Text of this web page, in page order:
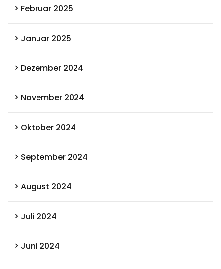
Februar 2025
Januar 2025
Dezember 2024
November 2024
Oktober 2024
September 2024
August 2024
Juli 2024
Juni 2024